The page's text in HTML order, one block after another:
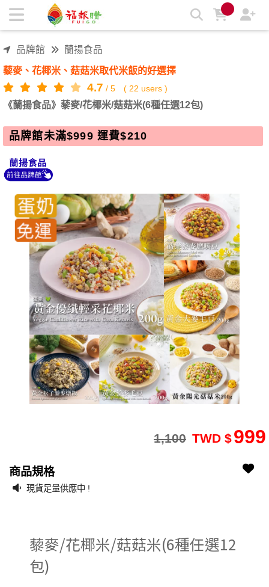
《蘭揚食品》藜麥/花椰米/菇菇米(6種任選12包) | 福報購蔬食購
品牌館 蘭揚食品
藜麥、花椰米、菇菇米取代米飯的好選擇
4.7 / 5 ( 22 users )
《蘭揚食品》藜麥/花椰米/菇菇米(6種任選12包)
品牌館未滿$999 運費$210
999
TWD $
1,100
商品規格
現貨足量供應中 !
藜麥/花椰米/菇菇米(6種任選12
包)